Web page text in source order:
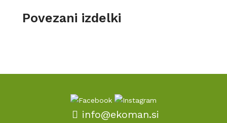
Povezani izdelki
info@ekoman.si